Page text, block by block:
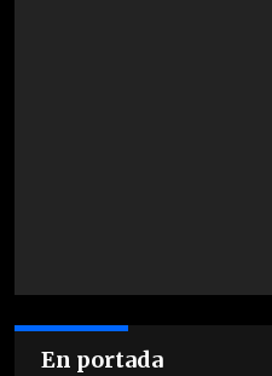
En portada